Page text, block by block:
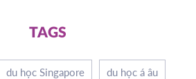
TAGS
du học Singapore du học á âu